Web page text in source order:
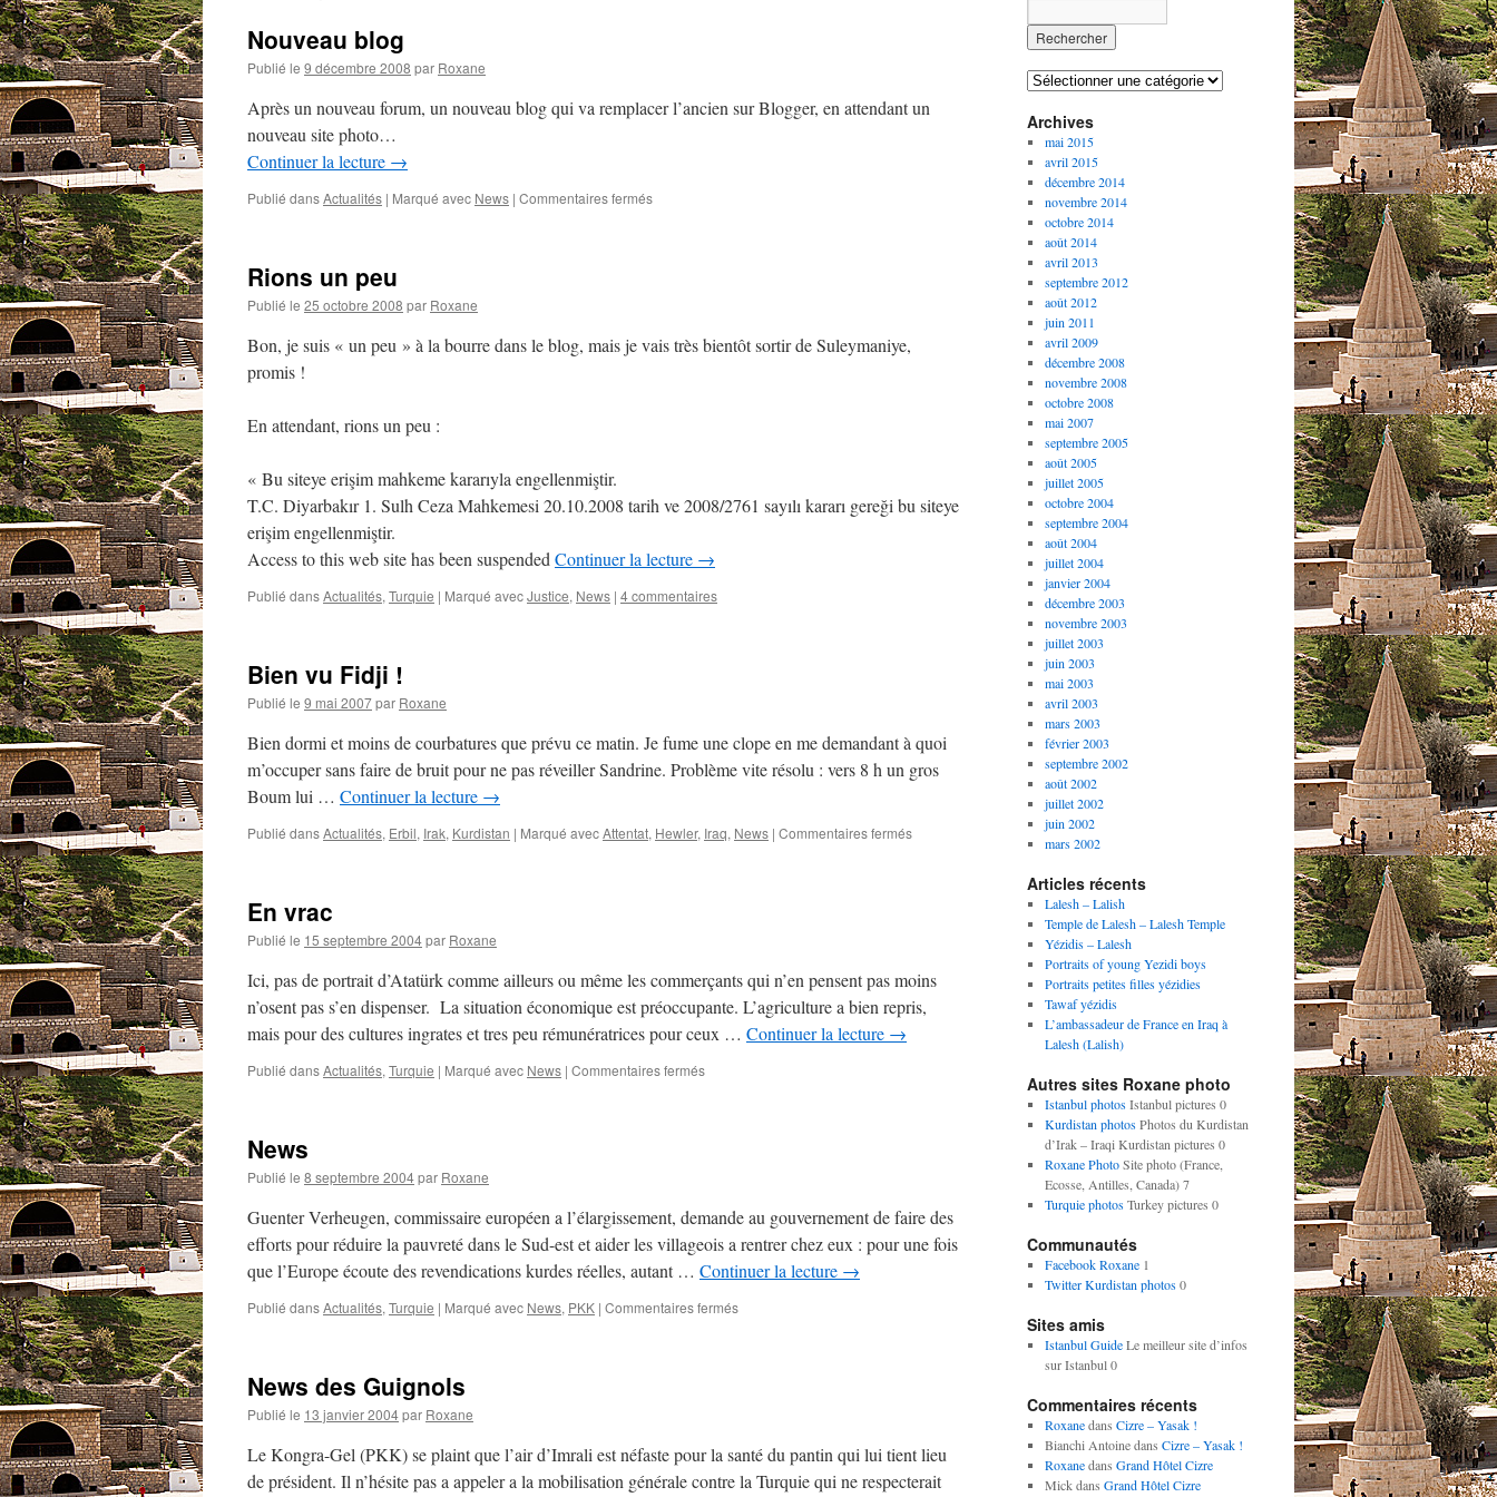
Nouveau blog
Publié le 9 décembre 2008 par Roxane
Après un nouveau forum, un nouveau blog qui va remplacer l’ancien sur Blogger, en attendant un
nouveau site photo…
Continuer la lecture →
Publié dansActualités | Marqué avec News | Commentaires ferméssur
Rions un peu
Publié le 25 octobre 2008 par Roxane
Bon, je suis « un peu » à la bourre dans le blog, mais je vais très bientôt sortir de Suleymaniye,
promis !
En attendant, rions un peu :
« Bu siteye erişim mahkeme kararıyla engellenmiştir.
T.C. Diyarbakır 1. Sulh Ceza Mahkemesi 20.10.2008 tarih ve 2008/2761 sayılı kararı gereği bu siteye
erişim engellenmiştir.
Access to this web site has been suspended Continuer la lecture →
Publié dansActualités, Turquie | Marqué avecJustice, News | 4 commentaires
Bien vu Fidji !
Publié le 9 mai 2007par Roxane
Bien dormi et moins de courbatures que prévu ce matin. Je fume une clope en me demandant à quoi
m’occuper sans faire de bruit pour ne pas réveiller Sandrine. Problème vite résolu : vers 8 h un gros
Boum lui … Continuer la lecture →
Publié dansActualités, Erbil, Irak, Kurdistan | Marqué avecAttentat, Hewler, Iraq, News | Commentaires ferméssur
En vrac
Publié le 15 septembre 2004par Roxane
Ici, pas de portrait d’Atatürk comme ailleurs ou même les commerçants qui n’en pensent pas moins
n’osent pas s’en dispenser. La situation économique est préoccupante. L’agriculture a bien repris,
mais pour des cultures ingrates et tres peu rémunératrices pour ceux … Continuer la lecture →
Publié dansActualités, Turquie | Marqué avec News | Commentaires ferméssur
News
Publié le 8 septembre 2004par Roxane
Guenter Verheugen, commissaire européen a l’élargissement, demande au gouvernement de faire des
efforts pour réduire la pauvreté dans le Sud-est et aider les villageois a rentrer chez eux : pour une fois
que l’Europe écoute des revendications kurdes réelles, autant … Continuer la lecture →
Publié dansActualités, Turquie | Marqué avec News, PKK | Commentaires ferméssur
News des Guignols
Publié le 13 janvier 2004par Roxane
Le Kongra-Gel (PKK) se plaint que l’air d’Imrali est néfaste pour la santé du pantin qui lui tient lieu
de président. Il n’hésite pas a appeler a la mobilisation générale contre la Turquie qui ne respecterait
Catégories
Archives
mai 2015
avril 2015
décembre 2014
novembre 2014
octobre 2014
août 2014
avril 2013
septembre 2012
août 2012
juin 2011
avril 2009
décembre 2008
novembre 2008
octobre 2008
mai 2007
septembre 2005
août 2005
juillet 2005
octobre 2004
septembre 2004
août 2004
juillet 2004
janvier 2004
décembre 2003
novembre 2003
juillet 2003
juin 2003
mai 2003
avril 2003
mars 2003
février 2003
septembre 2002
août 2002
juillet 2002
juin 2002
mars 2002
Articles récents
Lalesh – Lalish
Temple de Lalesh – Lalesh Temple
Yézidis – Lalesh
Portraits of young Yezidi boys
Portraits petites filles yézidies
Tawaf yézidis
L’ambassadeur de France en Iraq à
Lalesh (Lalish)
Autres sites Roxane photo
Istanbul photosIstanbul pictures 0
Kurdistan photosPhotos du Kurdistan
d’Irak – Iraqi Kurdistan pictures 0
Roxane PhotoSite photo (France,
Ecosse, Antilles, Canada) 7
Turquie photosTurkey pictures 0
Communautés
Facebook Roxane1
Twitter Kurdistan photos0
Sites amis
Istanbul GuideLe meilleur site d’infos
sur Istanbul 0
Commentaires récents
Roxanedans Cizre – Yasak !
Bianchi Antoinedans Cizre – Yasak !
Roxanedans Grand Hôtel Cizre
Mickdans Grand Hôtel Cizre